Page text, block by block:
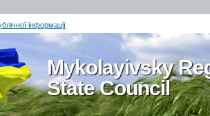
інформації
Mykolayivsky
State Council